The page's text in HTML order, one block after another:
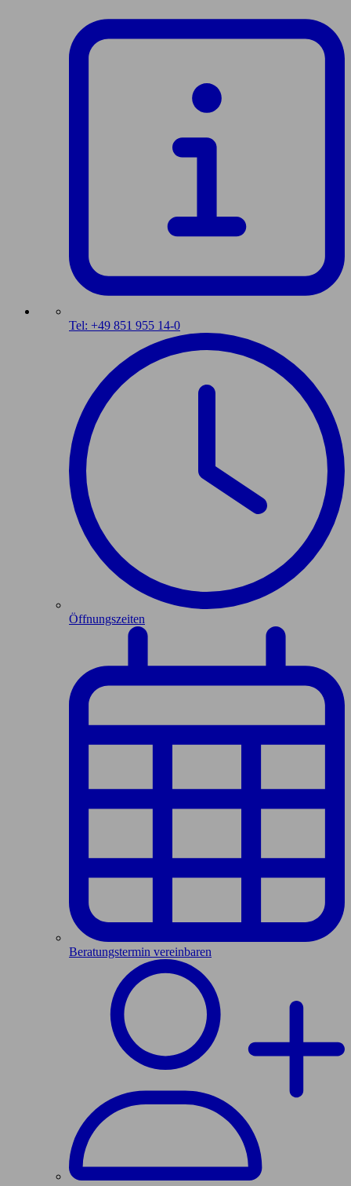
Tel: +49 851 955 14-0
Öffnungszeiten
Beratungstermin vereinbaren